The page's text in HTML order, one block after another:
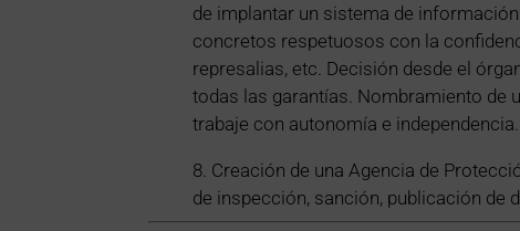
de implantar un sistema de
concretos respetuosos con la
represalias, etc. Decisión desde el
todas las garantías. Nombramiento de
trabaje con autonomía e independencia.
8. Creación de una Agencia de
de inspección, sanción, publicación de